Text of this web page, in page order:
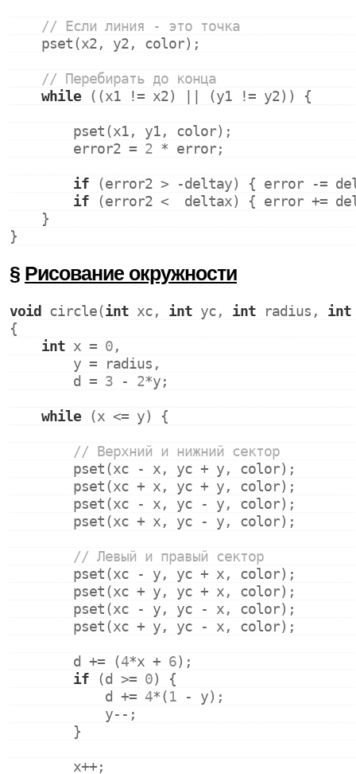
// Если линия - это точка
    pset(x2, y2, color);
// Перебирать до конца
while ((x1 != x2) || (y1 != y2)) {
        pset(x1, y1, color);
        error2 =
2 * error;
if (error2 > -deltay) { error -=
if (error2 <  deltax) { error +=
    }
}
§ Рисование окружности
void circle(int xc, int yc, int radius, int
{
int x = 0,
        y = radius,
        d =
3 - 2*y;
while (x <= y) {
// Верхний и нижний сектор
        pset(xc - x, yc + y, color);
        pset(xc + x, yc + y, color);
        pset(xc - x, yc - y, color);
        pset(xc + x, yc - y, color);
// Левый и правый сектор
        pset(xc - y, yc + x, color);
        pset(xc + y, yc + x, color);
        pset(xc - y, yc - x, color);
        pset(xc + y, yc - x, color);
        d += (
4*x + 6);
if (d >= 0) {
            d +=
4*(1 - y);
            y--;
        }
        x++;